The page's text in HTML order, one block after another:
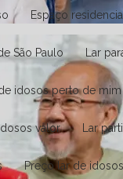
Espaço
São Paulo Lar
de idosos perto de
idosos valor Lar
Preço lar de idosos